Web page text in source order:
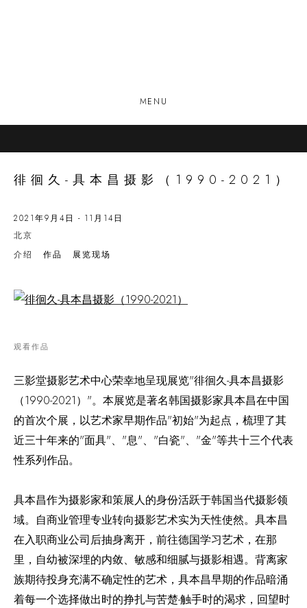
MENU
徘徊久-具本昌摄影（1990-2021）
2021年9月4日 - 11月14日
北京
介绍
作品 展览现场
观看作品
三影堂摄影艺术中心荣幸地呈现展览"徘徊久-具本昌摄影
（1990-2021）"。本展览是著名韩国摄影家具本昌在中国
的首次个展，以艺术家早期作品"初始"为起点，梳理了其
近三十年来的"面具"、"息"、"白瓷"、"金"等共十三个代表
性系列作品。
具本昌作为摄影家和策展人的身份活跃于韩国当代摄影领
域。自商业管理专业转向摄影艺术实为天性使然。具本昌
在入职商业公司后抽身离开，前往德国学习艺术，在那
里，自幼被深埋的内敛、敏感和细腻与摄影相遇。背离家
族期待投身充满不确定性的艺术，具本昌早期的作品暗涌
着每一个选择做出时的挣扎与苦楚-触手时的渴求，回望时